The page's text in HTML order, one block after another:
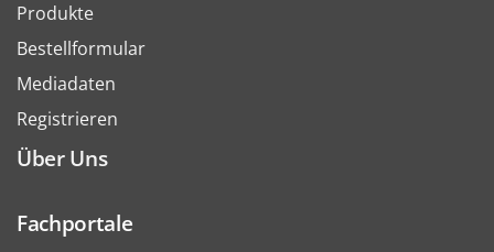
Produkte
Bestellformular
Mediadaten
Registrieren
Über Uns
Fachportale